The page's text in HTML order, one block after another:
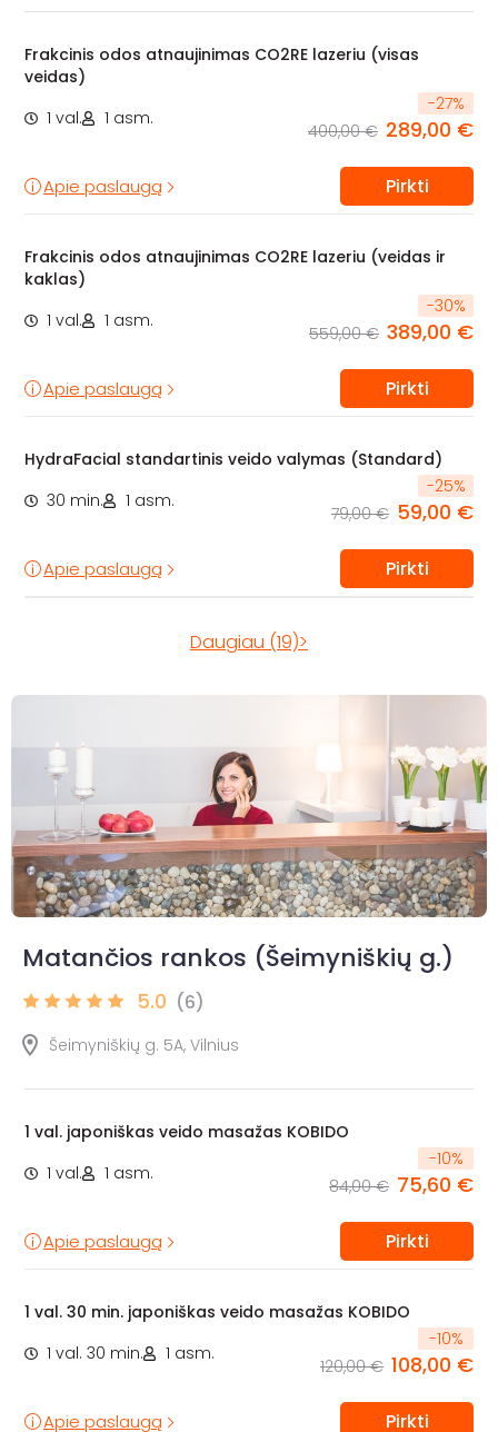
Frakcinis odos atnaujinimas CO2RE lazeriu (visas
veidas)
1 val.
1 asm.
-27%
400,00 € 289,00 €
Apie paslaugą Pirkti
Frakcinis odos atnaujinimas CO2RE lazeriu (veidas ir
kaklas)
1 val.
1 asm.
-30%
559,00 € 389,00 €
Apie paslaugą Pirkti
HydraFacial standartinis veido valymas (Standard)
30 min.
1 asm.
-25%
79,00 € 59,00 €
Apie paslaugą Pirkti
Daugiau (19)>
Matančios rankos (Šeimyniškių g.)
5.0 (6)
Šeimyniškių g. 5A, Vilnius
1 val. japoniškas veido masažas KOBIDO
1 val.
1 asm.
-10%
84,00 € 75,60 €
Apie paslaugą Pirkti
1 val. 30 min. japoniškas veido masažas KOBIDO
1 val. 30 min.
1 asm.
-10%
120,00 € 108,00 €
Apie paslaugą Pirkti